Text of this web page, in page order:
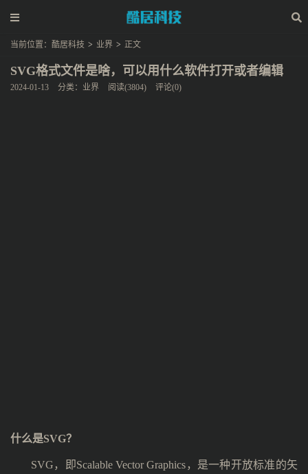
当前位置： 酷居科技 > 业界 > 正文
SVG格式文件是啥，可以用什么软件打开或者编辑
2024-01-13 分类： 业界 阅读(3804) 评论(0)
什么是SVG？
SVG，即Scalable Vector Graphics，是一种开放标准的矢